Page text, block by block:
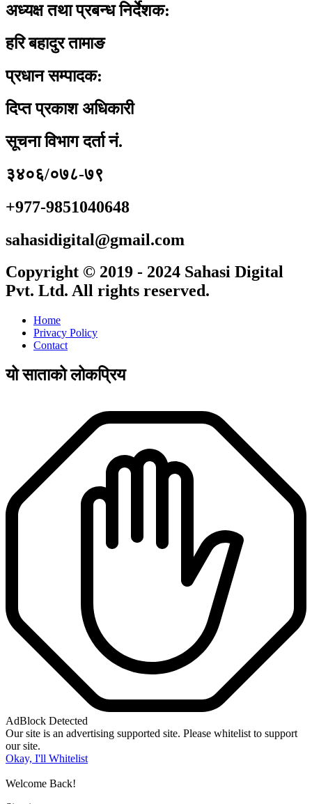
अध्यक्ष तथा प्रबन्ध निर्देशक:
हरि बहादुर तामाङ
प्रधान सम्पादक:
दिप्त प्रकाश अधिकारी
सूचना विभाग दर्ता नं.
३४०६/०७८-७९
+977-9851040648
sahasidigital@gmail.com
Copyright © 2019 - 2024 Sahasi Digital
Pvt. Ltd. All rights reserved.
Home
Privacy Policy
Contact
यो साताको लोकप्रिय
AdBlock Detected
Our site is an advertising supported site. Please whitelist to support
our site.
Okay, I'll Whitelist
Welcome Back!